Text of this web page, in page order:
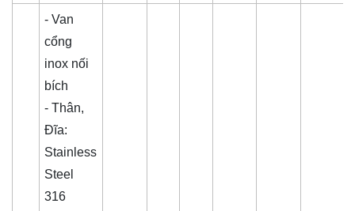
- Van
cổng
inox nối
bích
- Thân,
Đĩa:
Stainless
Steel
316